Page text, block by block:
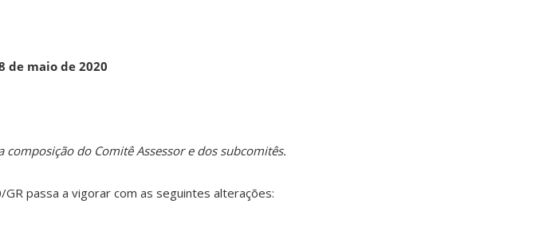
de maio de 2020
do Comitê Assessor e dos subcomitês.
passa a vigorar com as seguintes alterações: